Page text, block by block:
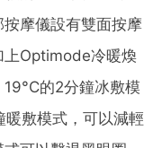
摩儀設有雙面按摩
上Optimode冷暖煥
的2分鐘冰敷模
敷模式，可以減輕